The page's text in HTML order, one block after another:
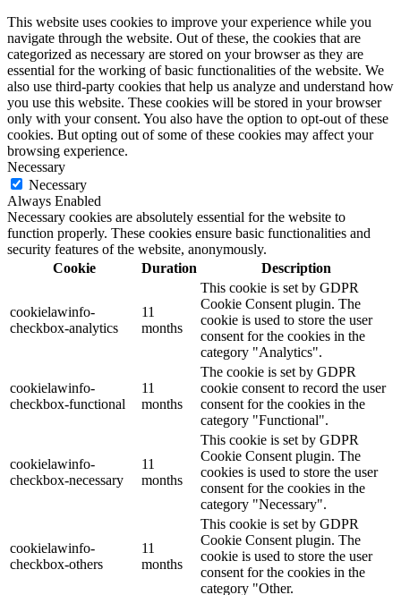
This website uses cookies to improve your experience while you
navigate through the website. Out of these, the cookies that are
categorized as necessary are stored on your browser as they are
essential for the working of basic functionalities of the website. We
also use third-party cookies that help us analyze and understand how
you use this website. These cookies will be stored in your browser
only with your consent. You also have the option to opt-out of these
cookies. But opting out of some of these cookies may affect your
browsing experience.
Necessary
Necessary
Always Enabled
Necessary cookies are absolutely essential for the website to
function properly. These cookies ensure basic functionalities and
security features of the website, anonymously.
Cookie
Duration Description
cookielawinfo-
checkbox-analytics
11
months
This cookie is set by GDPR
Cookie Consent plugin. The
cookie is used to store the user
consent for the cookies in the
category "Analytics".
cookielawinfo-
checkbox-functional
11
months
The cookie is set by GDPR
cookie consent to record the user
consent for the cookies in the
category "Functional".
cookielawinfo-
checkbox-necessary
11
months
This cookie is set by GDPR
Cookie Consent plugin. The
cookies is used to store the user
consent for the cookies in the
category "Necessary".
cookielawinfo-
checkbox-others
11
months
This cookie is set by GDPR
Cookie Consent plugin. The
cookie is used to store the user
consent for the cookies in the
category "Other.